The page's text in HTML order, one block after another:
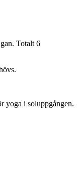
Totalt 6
yoga i soluppgången.